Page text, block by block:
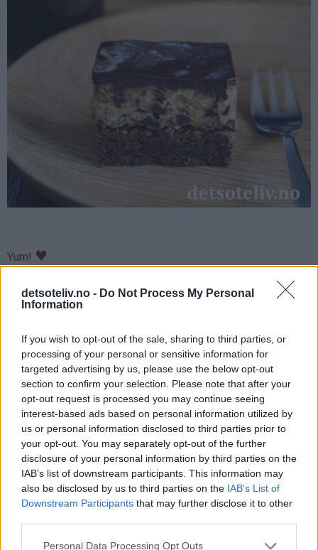
detsoteliv.no - Do Not Process My Personal
Information
If you wish to opt-out of the sale, sharing to third parties, or
processing of your personal or sensitive information for
targeted advertising by us, please use the below opt-out
section to confirm your selection. Please note that after your
opt-out request is processed you may continue seeing
interest-based ads based on personal information utilized by
us or personal information disclosed to third parties prior to
your opt-out. You may separately opt-out of the further
disclosure of your personal information by third parties on the
IAB’s list of downstream participants. This information may
also be disclosed by us to third parties on the IAB’s List of
Downstream Participants that may further disclose it to other
Personal Data Processing Opt Outs
Yum! ♥